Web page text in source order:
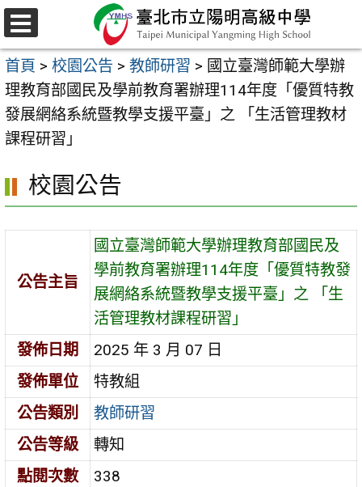
跳
至
主
要
內
容
選
單
首頁 > 校園公告 > 教師研習 > 國立臺灣師範大學辦
理教育部國民及學前教育署辦理114年度「優質特教
發展網絡系統暨教學支援平臺」之 「生活管理教材
課程研習」
校園公告
公告主旨
國立臺灣師範大學辦理教育部國民及
學前教育署辦理114年度「優質特教發
展網絡系統暨教學支援平臺」之 「生
活管理教材課程研習」
發佈日期
2025 年 3 月 07 日
發佈單位
特教組
公告類別
教師研習
公告等級
轉知
點閱次數
338